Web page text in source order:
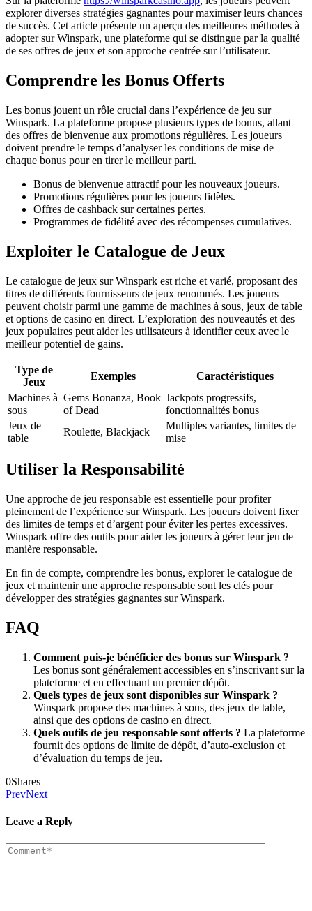
explorer diverses stratégies gagnantes pour maximiser leurs chances
de succès. Cet article présente un aperçu des meilleures méthodes à
adopter sur Winspark, une plateforme qui se distingue par la qualité
de ses offres de jeux et son approche centrée sur l’utilisateur.
Comprendre les Bonus Offerts
Les bonus jouent un rôle crucial dans l’expérience de jeu sur
Winspark. La plateforme propose plusieurs types de bonus, allant
des offres de bienvenue aux promotions régulières. Les joueurs
doivent prendre le temps d’analyser les conditions de mise de
chaque bonus pour en tirer le meilleur parti.
Bonus de bienvenue attractif pour les nouveaux joueurs.
Promotions régulières pour les joueurs fidèles.
Offres de cashback sur certaines pertes.
Programmes de fidélité avec des récompenses cumulatives.
Exploiter le Catalogue de Jeux
Le catalogue de jeux sur Winspark est riche et varié, proposant des
titres de différents fournisseurs de jeux renommés. Les joueurs
peuvent choisir parmi une gamme de machines à sous, jeux de table
et options de casino en direct. L’exploration des nouveautés et des
jeux populaires peut aider les utilisateurs à identifier ceux avec le
meilleur potentiel de gains.
Type de
Jeux
Exemples
Caractéristiques
Machines à
sous
Gems Bonanza, Book
of Dead
Jackpots progressifs,
fonctionnalités bonus
Jeux de
table
Roulette, Blackjack
Multiples variantes, limites de
mise
Utiliser la Responsabilité
Une approche de jeu responsable est essentielle pour profiter
pleinement de l’expérience sur Winspark. Les joueurs doivent fixer
des limites de temps et d’argent pour éviter les pertes excessives.
Winspark offre des outils pour aider les joueurs à gérer leur jeu de
manière responsable.
En fin de compte, comprendre les bonus, explorer le catalogue de
jeux et maintenir une approche responsable sont les clés pour
développer des stratégies gagnantes sur Winspark.
FAQ
Comment puis-je bénéficier des bonus sur Winspark ?
Les bonus sont généralement accessibles en s’inscrivant sur la
plateforme et en effectuant un premier dépôt.
Quels types de jeux sont disponibles sur Winspark ?
Winspark propose des machines à sous, des jeux de table,
ainsi que des options de casino en direct.
Quels outils de jeu responsable sont offerts ? La plateforme
fournit des options de limite de dépôt, d’auto-exclusion et
d’évaluation du temps de jeu.
0Shares
PrevNext
Leave a Reply